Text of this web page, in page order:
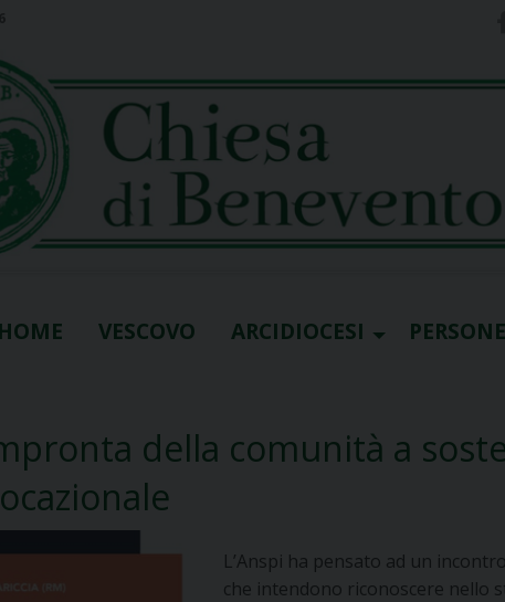
HOME VESCOVO ARCIDIOCESI PERSONE
della comunità a
L’Anspi ha pensato ad un
che intendono riconoscere nello